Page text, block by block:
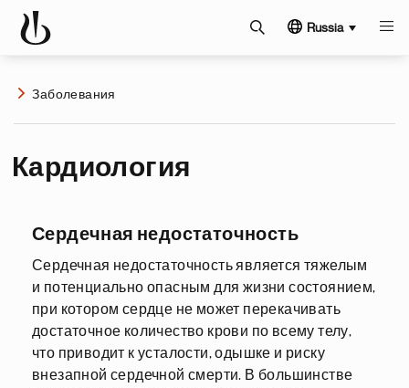
Russia
Заболевания
Кардиология
Сердечная недостаточность
Сердечная недостаточность является тяжелым
и потенциально опасным для жизни состоянием,
при котором сердце не может перекачивать
достаточное количество крови по всему телу,
что приводит к усталости, одышке и риску
внезапной сердечной смерти. В большинстве